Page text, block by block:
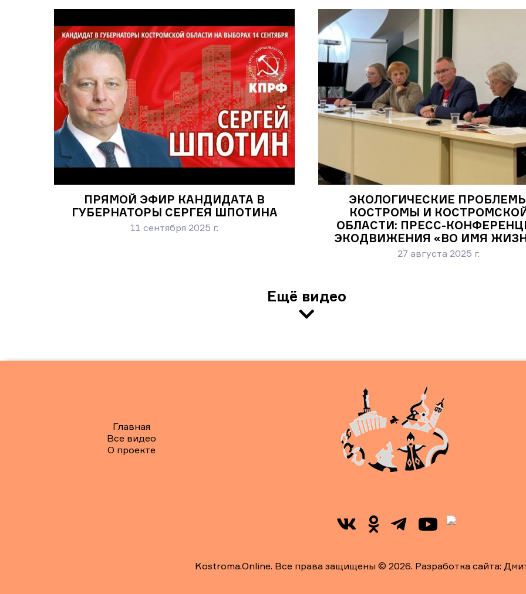
ПРЯМОЙ ЭФИР КАНДИДАТА В
ГУБЕРНАТОРЫ СЕРГЕЯ ШПОТИНА
11 сентября 2025 г.
ЭКОЛОГИЧЕСКИЕ
КОСТРОМЫ И
ОБЛАСТИ: ПРЕСС-
ЭКОДВИЖЕНИЯ «ВО ИМЯ
27 августа 2025 г.
Ещё видео
Главная
Все видео
О проекте
Kostroma.Online. Все права защищены © 2026. Разработка сайта: